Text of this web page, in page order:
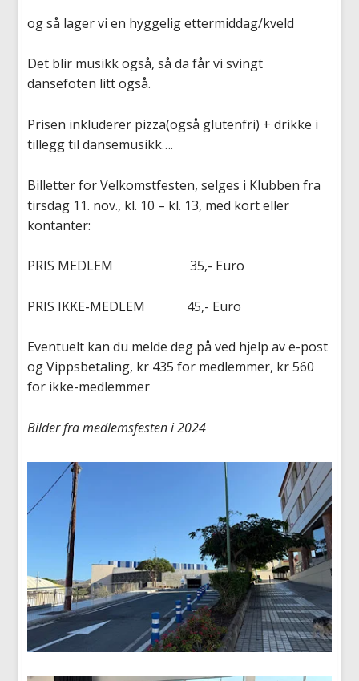
og så lager vi en hyggelig ettermiddag/kveld
Det blir musikk også, så da får vi svingt
dansefoten litt også.
Prisen inkluderer pizza(også glutenfri) + drikke i
tillegg til dansemusikk….
Billetter for Velkomstfesten, selges i Klubben fra
tirsdag 11. nov., kl. 10 – kl. 13, med kort eller
kontanter:
PRIS MEDLEM 35,- Euro
PRIS IKKE-MEDLEM 45,- Euro
Eventuelt kan du melde deg på ved hjelp av e-post
og Vippsbetaling, kr 435 for medlemmer, kr 560
for ikke-medlemmer
Bilder fra medlemsfesten i 2024